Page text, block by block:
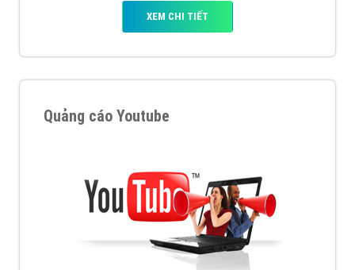
XEM CHI TIẾT
Quảng cáo Youtube